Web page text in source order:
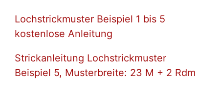
Lochstrickmuster Beispiel 1 bis 5
kostenlose Anleitung
Strickanleitung Lochstrickmuster
Beispiel 5, Musterbreite: 23 M + 2 Rdm